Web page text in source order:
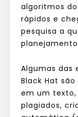
algoritmos
rápidos e
pesquisa a
Algumas das
Black Hat
em um
plagiados,